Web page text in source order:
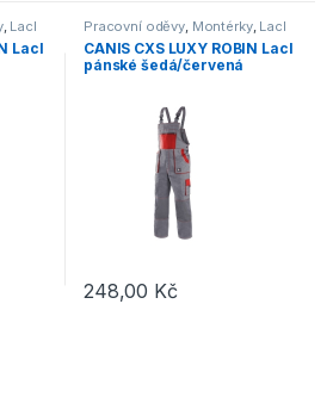
, Lacl
Lacl
variant. Možnosti lze vybrat na stránce
Pracovní oděvy, Montérky, Lacl
CANIS CXS LUXY ROBIN Lacl
pánské šedá/červená
248,00 Kč
Tento produkt má více